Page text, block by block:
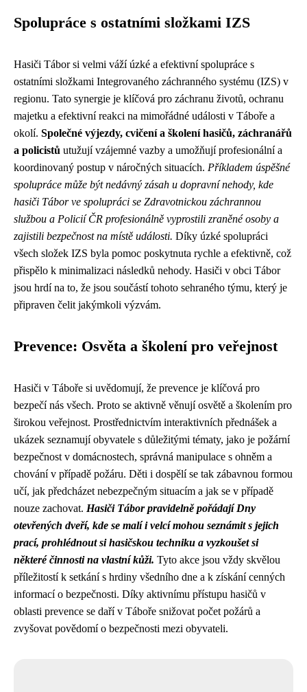
Spolupráce s ostatními složkami IZS
Hasiči Tábor si velmi váží úzké a efektivní spolupráce s
ostatními složkami Integrovaného záchranného systému (IZS) v
regionu. Tato synergie je klíčová pro záchranu životů, ochranu
majetku a efektivní reakci na mimořádné události v Táboře a
okolí. Společné výjezdy, cvičení a školení hasičů, záchranářů
a policistů utužují vzájemné vazby a umožňují profesionální a
koordinovaný postup v náročných situacích. Příkladem úspěšné
spolupráce může být nedávný zásah u dopravní nehody, kde
hasiči Tábor ve spolupráci se Zdravotnickou záchrannou
službou a Policií ČR profesionálně vyprostili zraněné osoby a
zajistili bezpečnost na místě události. Díky úzké spolupráci
všech složek IZS byla pomoc poskytnuta rychle a efektivně, což
přispělo k minimalizaci následků nehody. Hasiči v obci Tábor
jsou hrdí na to, že jsou součástí tohoto sehraného týmu, který je
připraven čelit jakýmkoli výzvám.
Prevence: Osvěta a školení pro veřejnost
Hasiči v Táboře si uvědomují, že prevence je klíčová pro
bezpečí nás všech. Proto se aktivně věnují osvětě a školením pro
širokou veřejnost. Prostřednictvím interaktivních přednášek a
ukázek seznamují obyvatele s důležitými tématy, jako je požární
bezpečnost v domácnostech, správná manipulace s ohněm a
chování v případě požáru. Děti i dospělí se tak zábavnou formou
učí, jak předcházet nebezpečným situacím a jak se v případě
nouze zachovat. Hasiči Tábor pravidelně pořádají Dny
otevřených dveří, kde se malí i velcí mohou seznámit s jejich
prací, prohlédnout si hasičskou techniku a vyzkoušet si
některé činnosti na vlastní kůži. Tyto akce jsou vždy skvělou
příležitostí k setkání s hrdiny všedního dne a k získání cenných
informací o bezpečnosti. Díky aktivnímu přístupu hasičů v
oblasti prevence se daří v Táboře snižovat počet požárů a
zvyšovat povědomí o bezpečnosti mezi obyvateli.